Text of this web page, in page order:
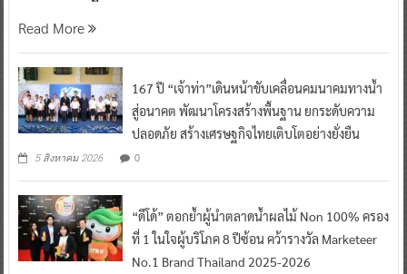
Read More
167 ปี “เจ้าท่า”เดินหน้าขับเคลื่อนคมนาคมทางน้ำ
สู่อนาคต พัฒนาโครงสร้างพื้นฐาน ยกระดับความ
ปลอดภัย สร้างเศรษฐกิจไทยเติบโตอย่างยั่งยืน
5 สิงหาคม 2026 0
“ดีโด้” ตอกย้ำผู้นำตลาดน้ำผลไม้ Non 100% ครอง
ที่ 1 ในใจผู้บริโภค 8 ปีซ้อน คว้ารางวัล Marketeer
No.1 Brand Thailand 2025-2026